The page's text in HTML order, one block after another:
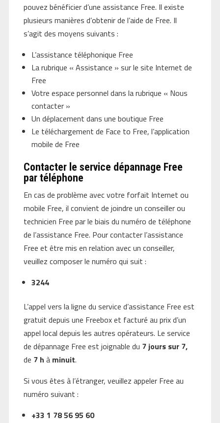
pouvez bénéficier d’une assistance Free. Il existe
plusieurs manières d’obtenir de l’aide de Free. Il
s’agit des moyens suivants :
L’assistance téléphonique Free
La rubrique « Assistance » sur le site Internet de
Free
Votre espace personnel dans la rubrique « Nous
contacter »
Un déplacement dans une boutique Free
Le téléchargement de Face to Free, l’application
mobile de Free
Contacter le service dépannage Free
par téléphone
En cas de problème avec votre forfait Internet ou
mobile Free, il convient de joindre un conseiller ou
technicien Free par le biais du numéro de téléphone
de l’assistance Free. Pour contacter l’assistance
Free et être mis en relation avec un conseiller,
veuillez composer le numéro qui suit :
3244
L’appel vers la ligne du service d’assistance Free est
gratuit depuis une Freebox et facturé au prix d’un
appel local depuis les autres opérateurs. Le service
de dépannage Free est joignable du 7 jours sur 7,
de 7 h àminuit.
Si vous êtes à l’étranger, veuillez appeler Free au
numéro suivant :
+33 1 78 56 95 60